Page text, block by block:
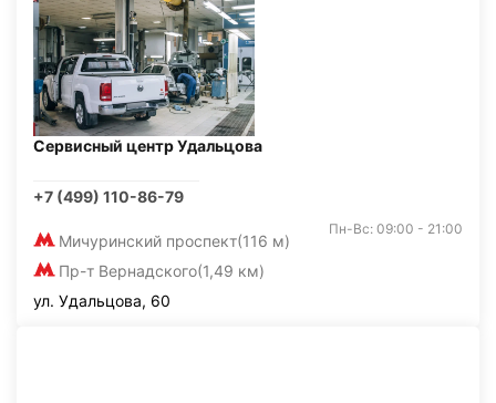
Сервисный центр Удальцова
+7 (499) 110-86-79
Мичуринский проспект(116 м)
Пр-т Вернадского(1,49 км)
Пн-Вс: 09:00 - 21:00
ул. Удальцова, 60